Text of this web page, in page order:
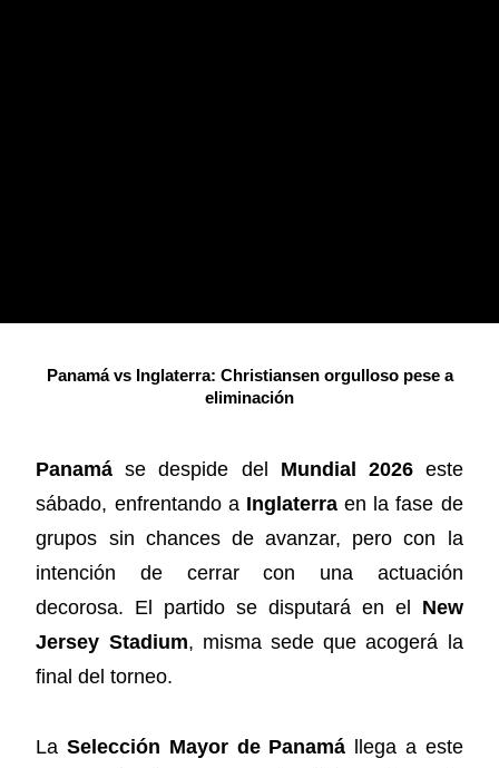
Panamá vs Inglaterra: Christiansen orgulloso pese a
eliminación
Panamá se despide del Mundial 2026este
sábado, enfrentando a Inglaterraen la fase de
grupos sin chances de avanzar, pero con la
intención de cerrar con una actuación
decorosa. El partido se disputará en el New
Jersey Stadium, misma sede que acogerá la
final del torneo.
LaSelección Mayor de Panamá llega a este